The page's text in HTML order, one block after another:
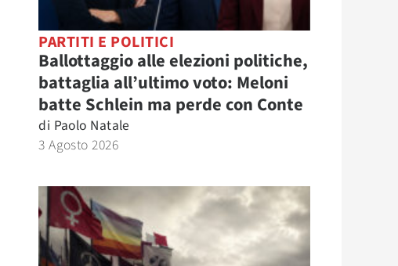
PARTITI E POLITICI
Ballottaggio alle elezioni politiche,
battaglia all’ultimo voto: Meloni
batte Schlein ma perde con Conte
di Paolo Natale
3 Agosto 2026